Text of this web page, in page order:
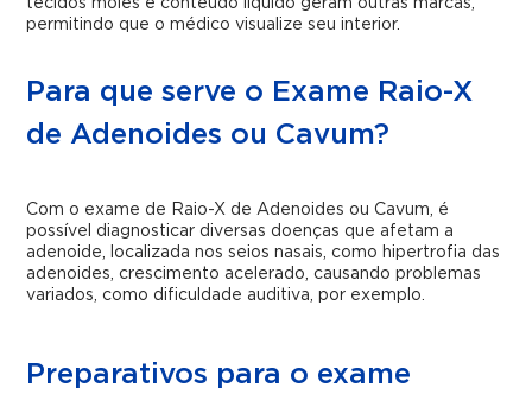
tecidos moles e conteúdo líquido geram outras marcas,
permitindo que o médico visualize seu interior.
Para que serve o Exame Raio-X
de Adenoides ou Cavum?
Com o exame de Raio-X de Adenoides ou Cavum, é
possível diagnosticar diversas doenças que afetam a
adenoide, localizada nos seios nasais, como hipertrofia das
adenoides, crescimento acelerado, causando problemas
variados, como dificuldade auditiva, por exemplo.
Preparativos para o exame